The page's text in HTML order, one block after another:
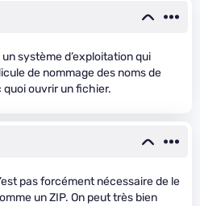
système d’exploitation qui
de nommage des noms de
ouvrir un fichier.
pas forcément nécessaire de le
un ZIP. On peut très bien